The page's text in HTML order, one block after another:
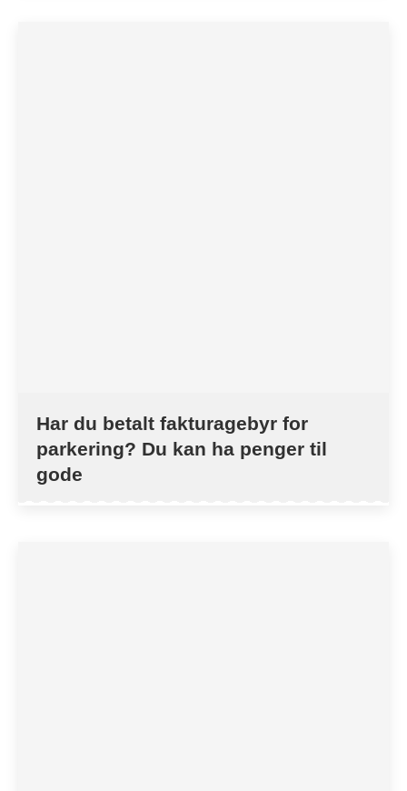
Har du betalt fakturagebyr for
parkering? Du kan ha penger til
gode